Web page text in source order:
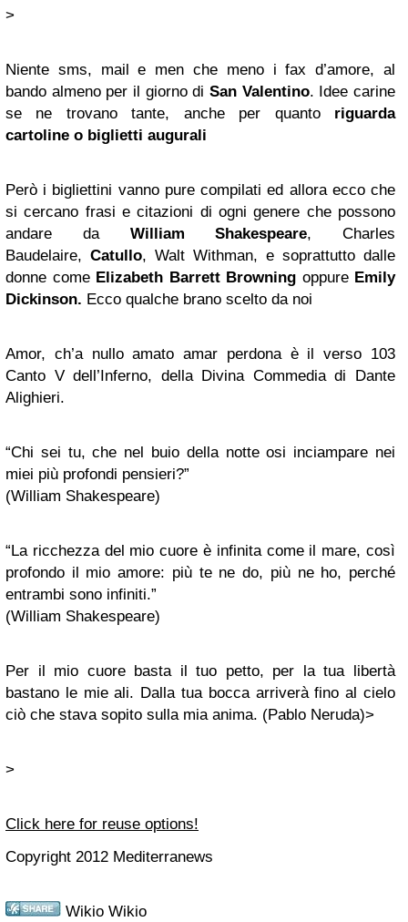
>
Niente sms, mail e men che meno i fax d’amore, al
bando almeno per il giorno di San Valentino. Idee carine
se ne trovano tante, anche per quanto riguarda
cartoline o biglietti augurali
Però i bigliettini vanno pure compilati ed allora ecco che
si cercano frasi e citazioni di ogni genere che possono
andare da William Shakespeare, Charles
Baudelaire, Catullo, Walt Withman, e soprattutto dalle
donne come Elizabeth Barrett Browning oppure Emily
Dickinson. Ecco qualche brano scelto da noi
Amor, ch’a nullo amato amar perdona è il verso 103
Canto V dell’Inferno, della Divina Commedia di Dante
Alighieri.
“Chi sei tu, che nel buio della notte osi inciampare nei
miei più profondi pensieri?”
(William Shakespeare)
“La ricchezza del mio cuore è infinita come il mare, così
profondo il mio amore: più te ne do, più ne ho, perché
entrambi sono infiniti.”
(William Shakespeare)
Per il mio cuore basta il tuo petto, per la tua libertà
bastano le mie ali. Dalla tua bocca arriverà fino al cielo
ciò che stava sopito sulla mia anima. (Pablo Neruda)>
>
Click here for reuse options!
Copyright 2012 Mediterranews
Wikio Wikio